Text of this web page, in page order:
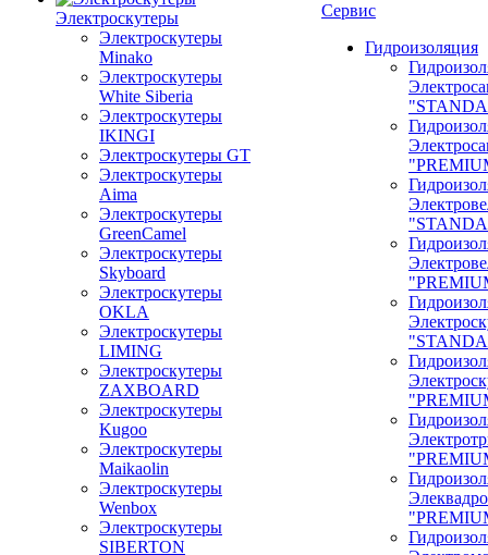
Электроскутеры
Электроскутеры
Minako
Электроскутеры
White Siberia
Электроскутеры
IKINGI
Электроскутеры GT
Электроскутеры
Aima
Электроскутеры
GreenCamel
Электроскутеры
Skyboard
Электроскутеры
OKLA
Электроскутеры
LIMING
Электроскутеры
ZAXBOARD
Электроскутеры
Kugoo
Электроскутеры
Maikaolin
Электроскутеры
Wenbox
Электроскутеры
SIBERTON
Сервис
Гидроизоляция